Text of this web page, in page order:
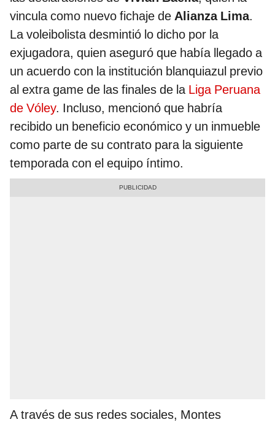
vincula como nuevo fichaje de Alianza Lima.
La voleibolista desmintió lo dicho por la
exjugadora, quien aseguró que había llegado a
un acuerdo con la institución blanquiazul previo
al extra game de las finales de la Liga Peruana
de Vóley. Incluso, mencionó que habría
recibido un beneficio económico y un inmueble
como parte de su contrato para la siguiente
temporada con el equipo íntimo.
A través de sus redes sociales, Montes